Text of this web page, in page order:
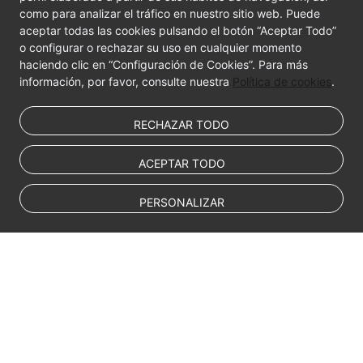
Videos
como para analizar el tráfico en nuestro sitio web. Puede
aceptar todas las cookies pulsando el botón “Aceptar Todo”
o configurar o rechazar su uso en cualquier momento
haciendo clic en “Configuración de Cookies”. Para más
información, por favor, consulte nuestra Política de cookies.
RECHAZAR TODO
ACEPTAR TODO
PERSONALIZAR